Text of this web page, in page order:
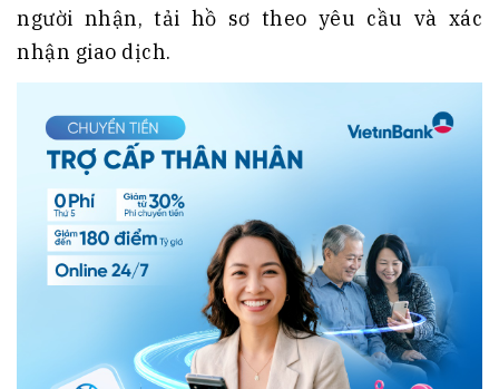
người nhận, tải hồ sơ theo yêu cầu và xác
nhận giao dịch.